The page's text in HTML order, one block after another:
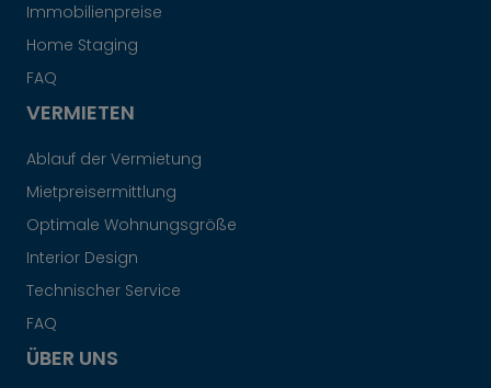
Immobilienpreise
Home Staging
FAQ
VERMIETEN
Ablauf der Vermietung
Mietpreisermittlung
Optimale Wohnungsgröße
Interior Design
Technischer Service
FAQ
ÜBER UNS